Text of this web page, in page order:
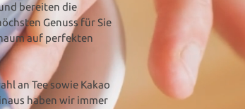
bereiten die
Genuss für Sie
auf perfekten
an Tee sowie Kakao
haben wir immer